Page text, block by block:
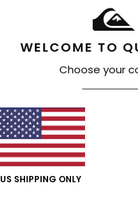
WELCOME TO
Choose your
US SHIPPING ONLY